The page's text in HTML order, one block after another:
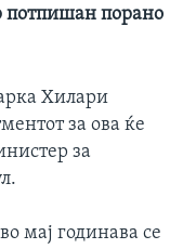
потпишан порано
Хилари
за ова ќе
за
мај годинава се